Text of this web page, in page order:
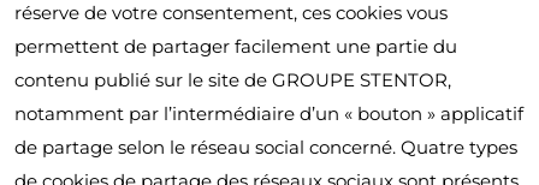
réserve de votre consentement, ces cookies vous
permettent de partager facilement une partie du
contenu publié sur le site de GROUPE STENTOR,
notamment par l’intermédiaire d’un « bouton » applicatif
de partage selon le réseau social concerné. Quatre types